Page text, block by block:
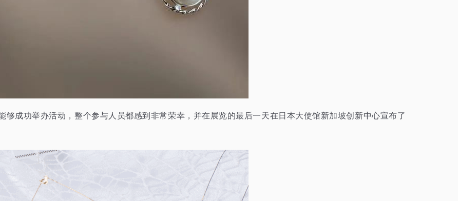
够成功举办活动，整个参与人员都感到非常荣幸，并在展览的最后一天在日本大使馆新加坡创新中心宣布了